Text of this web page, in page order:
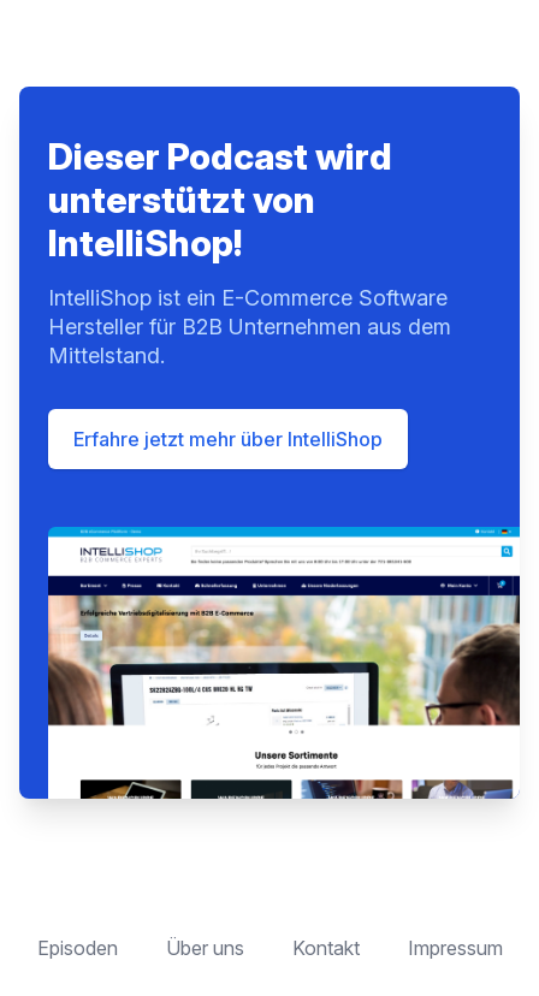
Dieser Podcast wird
unterstützt von
IntelliShop!
IntelliShop ist ein E-Commerce Software
Hersteller für B2B Unternehmen aus dem
Mittelstand.
Erfahre jetzt mehr über IntelliShop
Episoden Über uns Kontakt Impressum